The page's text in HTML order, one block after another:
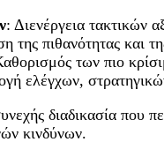
: Διενέργεια τακτικών
της πιθανότητας και
των πιο
ελέγχων,
διαδικασία
κινδύνων.